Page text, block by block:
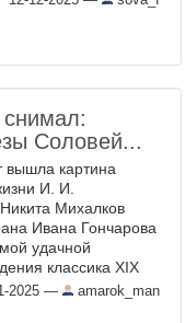
Соловей...
вышла картина
И. И.
Михалков
Ивана Гончарова
удачной
классика ХIХ
заложен в команде.
...
2025 — amarok_man